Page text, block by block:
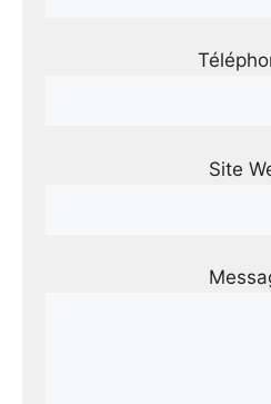
Site